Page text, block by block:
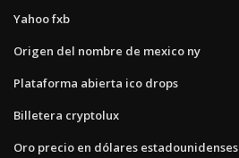
Yahoo fxb
Origen del nombre de mexico ny
Plataforma abierta ico drops
Billetera cryptolux
Oro precio en dólares estadounidenses